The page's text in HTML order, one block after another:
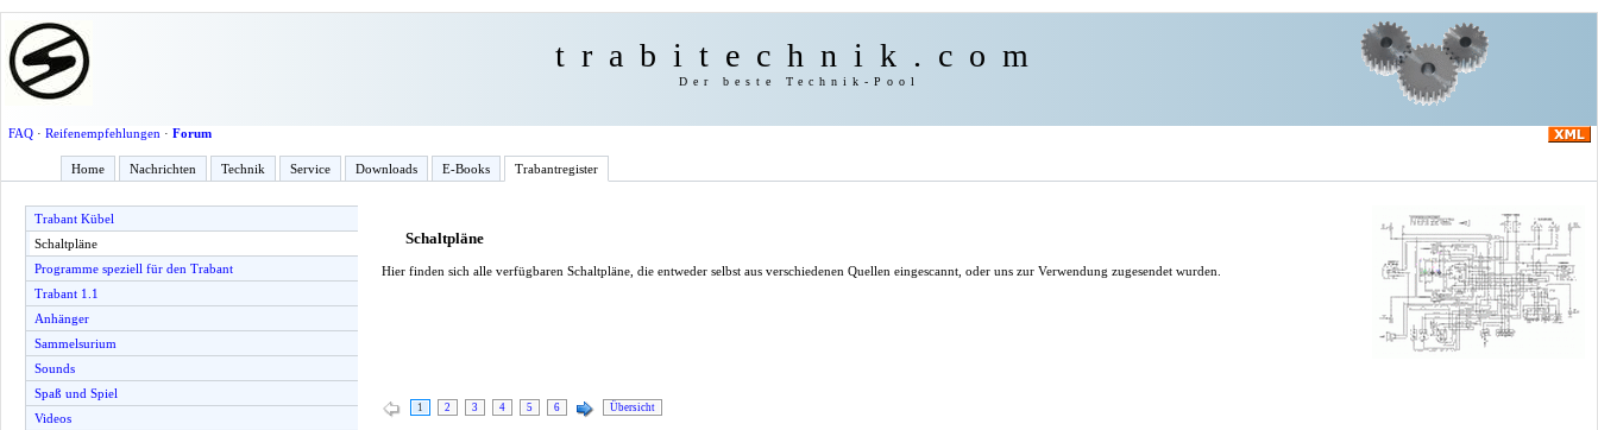
trabitechnik.com
Der beste Technik-Pool
FAQ· Reifenempfehlungen · Forum
Home Nachrichten Technik Service Downloads E-Books Trabantregister
Trabant Kübel
Schaltpläne
Programme speziell für den Trabant
Trabant 1.1
Anhänger
Sammelsurium
Sounds
Spaß und Spiel
Videos
Schaltpläne
Hier finden sich alle verfügbaren Schaltpläne, die entweder selbst aus verschiedenen Quellen eingescannt, oder uns zur Verwendung zugesendet wurden.
1 2 3 4 5 6 Übersicht